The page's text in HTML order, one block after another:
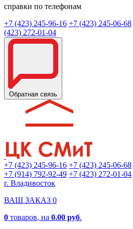
справки по телефонам
+7 (423) 245-96-16 +7 (423) 245-06-68
(423) 272-01-04
Обратная связь
+7 (423) 245-96-16 +7 (423) 245-06-68
+7 (914) 792-92-49 +7 (423) 272-01-04
г. Владивосток
ВАШ ЗАКАЗ 0
0 товаров, на 0.00 руб.